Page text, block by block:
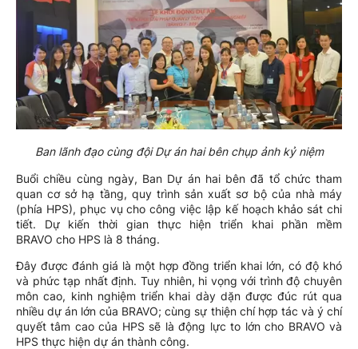
Ban lãnh đạo cùng đội Dự án hai bên chụp ảnh kỷ niệm
Buổi chiều cùng ngày, Ban Dự án hai bên đã tổ chức tham
quan cơ sở hạ tầng, quy trình sản xuất sơ bộ của nhà máy
(phía HPS), phục vụ cho công việc lập kế hoạch khảo sát chi
tiết. Dự kiến thời gian thực hiện triển khai phần mềm
BRAVO cho HPS là 8 tháng.
Đây được đánh giá là một hợp đồng triển khai lớn, có độ khó
và phức tạp nhất định. Tuy nhiên, hi vọng với trình độ chuyên
môn cao, kinh nghiệm triển khai dày dặn được đúc rút qua
nhiều dự án lớn của BRAVO; cùng sự thiện chí hợp tác và ý chí
quyết tâm cao của HPS sẽ là động lực to lớn cho BRAVO và
HPS thực hiện dự án thành công.